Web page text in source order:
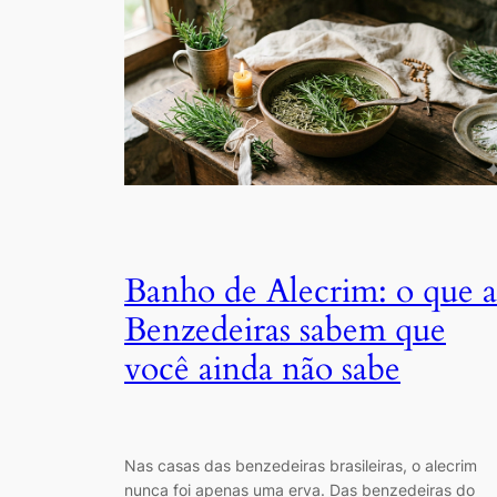
Banho de Alecrim: o que
Benzedeiras sabem que
você ainda não sabe
Nas casas das benzedeiras brasileiras, o alecrim
nunca foi apenas uma erva. Das benzedeiras do